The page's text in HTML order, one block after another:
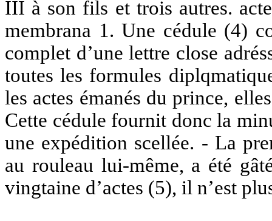
III à son fils et trois autres.
membrana 1. Une cédule (4)
complet d’une lettre close
toutes les formules
les actes émanés du prince,
Cette cédule fournit donc la
une expédition scellée. - La
au rouleau lui-même, a été
vingtaine d’actes (5), il n’est